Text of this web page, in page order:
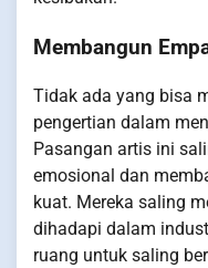
Membangun
Tidak ada yang bisa
pengertian dalam
Pasangan artis ini
emosional dan
kuat. Mereka saling
dihadapi dalam
ruang untuk saling